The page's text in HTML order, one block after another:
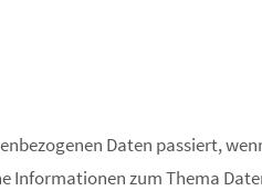
Daten passiert,
zum Thema